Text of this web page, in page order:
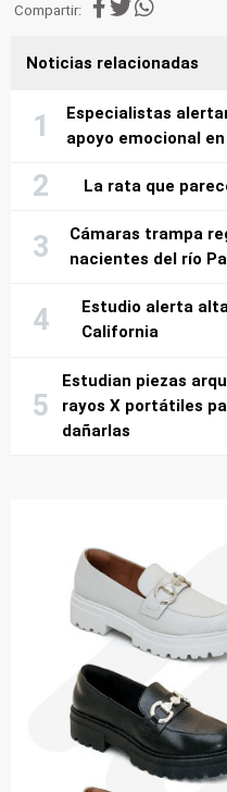
Compartir:
Noticias relacionadas
Especialistas
apoyo emocional
La rata que
Cámaras trampa
nacientes del río
Estudio alerta
California
Estudian piezas
rayos X portátiles
dañarlas